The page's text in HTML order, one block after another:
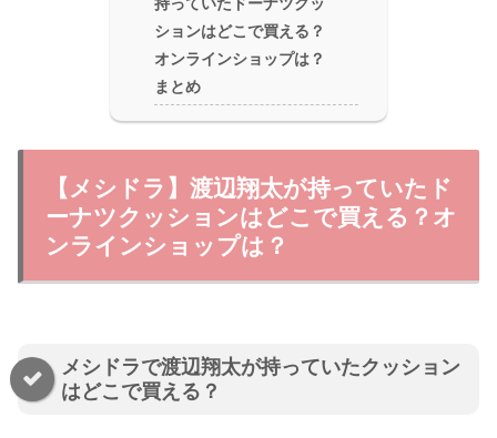
持っていたドーナツクッ
ションはどこで買える？
オンラインショップは？
まとめ
【メシドラ】渡辺翔太が持っていたド
ーナツクッションはどこで買える？オ
ンラインショップは？
メシドラで渡辺翔太が持っていたクッション
はどこで買える？